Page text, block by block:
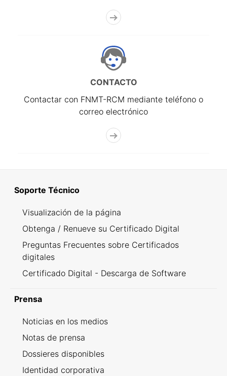
CONTACTO
Contactar con FNMT-RCM mediante teléfono o
correo electrónico
Soporte Técnico
Visualización de la página
Obtenga / Renueve su Certificado Digital
Preguntas Frecuentes sobre Certificados
digitales
Certificado Digital - Descarga de Software
Prensa
Noticias en los medios
Notas de prensa
Dossieres disponibles
Identidad corporativa